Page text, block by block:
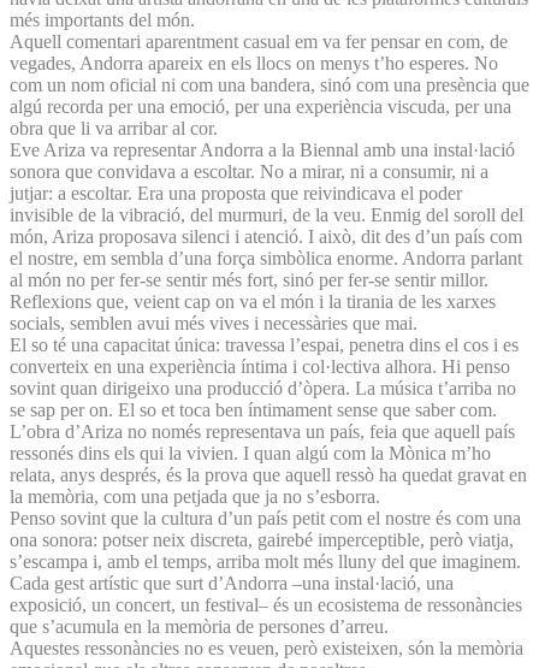
més importants del món.
Aquell comentari aparentment casual em va fer pensar en com, de
vegades, Andorra apareix en els llocs on menys t’ho esperes. No
com un nom oficial ni com una bandera, sinó com una presència que
algú recorda per una emoció, per una experiència viscuda, per una
obra que li va arribar al cor.
Eve Ariza va representar Andorra a la Biennal amb una instal·lació
sonora que convidava a escoltar. No a mirar, ni a consumir, ni a
jutjar: a escoltar. Era una proposta que reivindicava el poder
invisible de la vibració, del murmuri, de la veu. Enmig del soroll del
món, Ariza proposava silenci i atenció. I això, dit des d’un país com
el nostre, em sembla d’una força simbòlica enorme. Andorra parlant
al món no per fer-se sentir més fort, sinó per fer-se sentir millor.
Reflexions que, veient cap on va el món i la tirania de les xarxes
socials, semblen avui més vives i necessàries que mai.
El so té una capacitat única: travessa l’espai, penetra dins el cos i es
converteix en una experiència íntima i col·lectiva alhora. Hi penso
sovint quan dirigeixo una producció d’òpera. La música t’arriba no
se sap per on. El so et toca ben íntimament sense que saber com.
L’obra d’Ariza no només representava un país, feia que aquell país
ressonés dins els qui la vivien. I quan algú com la Mònica m’ho
relata, anys després, és la prova que aquell ressò ha quedat gravat en
la memòria, com una petjada que ja no s’esborra.
Penso sovint que la cultura d’un país petit com el nostre és com una
ona sonora: potser neix discreta, gairebé imperceptible, però viatja,
s’escampa i, amb el temps, arriba molt més lluny del que imaginem.
Cada gest artístic que surt d’Andorra –una instal·lació, una
exposició, un concert, un festival– és un ecosistema de ressonàncies
que s’acumula en la memòria de persones d’arreu.
Aquestes ressonàncies no es veuen, però existeixen, són la memòria